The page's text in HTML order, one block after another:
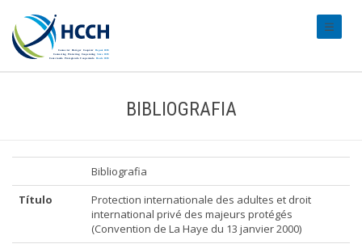
BIBLIOGRAFIA
Bibliografia
Título
Protection internationale des adultes et droit
international privé des majeurs protégés
(Convention de La Haye du 13 janvier 2000)